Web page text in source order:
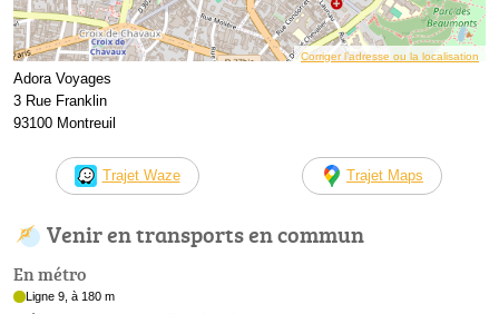
Corriger l’adresse ou la localisation
Adora Voyages
3 Rue Franklin
93100 Montreuil
Trajet Waze Trajet Maps
Venir en transports en commun
En métro
Ligne 9, à 180 m